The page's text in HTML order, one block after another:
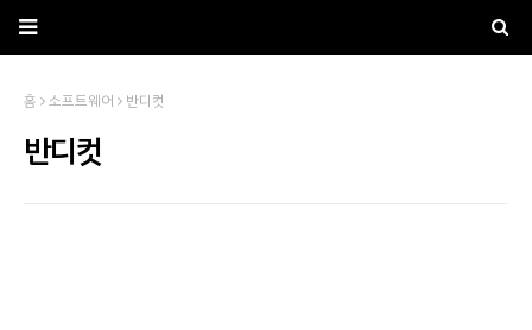
홈 소프트웨어 반디컷
반디컷